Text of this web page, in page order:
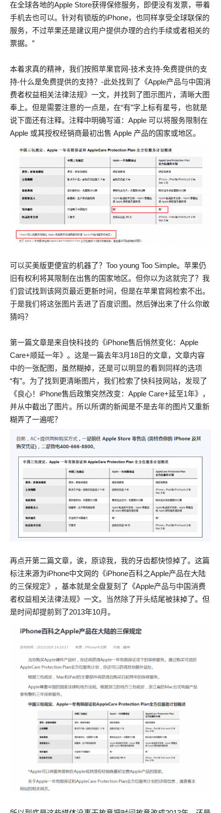
在全球各地的Apple Store获得保修服务，即便没有发票，带着
手机去也可以。针对有锁版的iPhone，也同样享受全球联保的
服务，不过苹果还是建议用户提供办理的合约手续或者相关的
票据。”
本着求真的精神，我们按照苹果官网-技术支持-免费提供的支
持-什么是免费提供的支持？-此处找到了《Apple产品与中国消
费者权益相关法律法规》一文，并找到了图示图片，清晰大图
奉上。但是需要注意的一点是，在“有”字上标有星号，也就是
说下面还有注释。注释中明确写道：Apple 可以将服务限制在
Apple 或其授权经销商最初出售 Apple 产品的国家或地区。
可以买美版更便宜的机器了？Too young Too Simple。苹果仍
旧有权利将其限制在出售的国家地区。但你以为这就完了？我
们尝试找到该网页最近更新时间，但是在苹果官网检索不出。
于是我们将这张图片丢进了百度识图。然后弹出来了什么你敢
猜吗？
第一篇文章是来自快科技的《iPhone售后悄然变化：Apple
Care+顺延一年》。这是一篇去年3月18日的文章，文章内容
中的一张配图，虽然糊掉，还是可以明显的看到同样的选项
“有”。为了找到更清晰图片，我们检索了快科技网站，发现了
《良心！iPhone售后政策突然改变：Apple Care+延至1年》，
并从中截出了图片。所以所谓的新闻是不是去年的图片又重新
糊弄了一遍呢？
再点开第二篇文章，诶，原谅我，我的牙齿都快惊掉了。这篇
标注来源为iPhone中文网的《iPhone百科之Apple产品在大陆
的三保规定》，基本就是全盘复刻了《Apple产品与中国消费
者权益相关法律法规》一文。当然除了开头结尾被抹掉了。但
是时间却提前到了2013年10月。